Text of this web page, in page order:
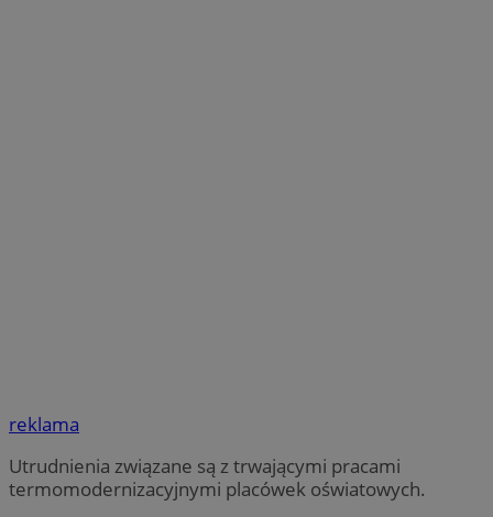
reklama
Utrudnienia związane są z trwającymi pracami
termomodernizacyjnymi placówek oświatowych.